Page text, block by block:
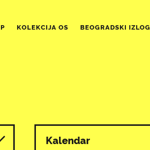
KOLEKCIJA OS BEOGRADSKI IZLOG
Kalendar